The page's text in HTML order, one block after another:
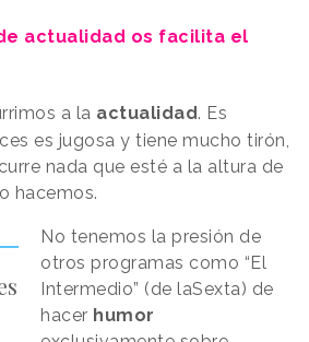
actualidad os facilita el
a la actualidad. Es
es jugosa y tiene mucho tirón,
nada que esté a la altura de
hacemos.
No tenemos la presión de
otros programas como “El
Intermedio” (de laSexta) de
hacer humor